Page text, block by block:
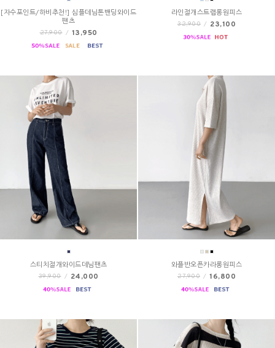
[자수포인트/하비추천!] 심플데님톤밴딩와이드
팬츠
27,900 / 13,950
라인절개스트랩롱원피스
32,900 / 23,100
스티치절개와이드데님팬츠
39,900 / 24,000
와플반오픈카라롱원피스
27,900 / 16,800